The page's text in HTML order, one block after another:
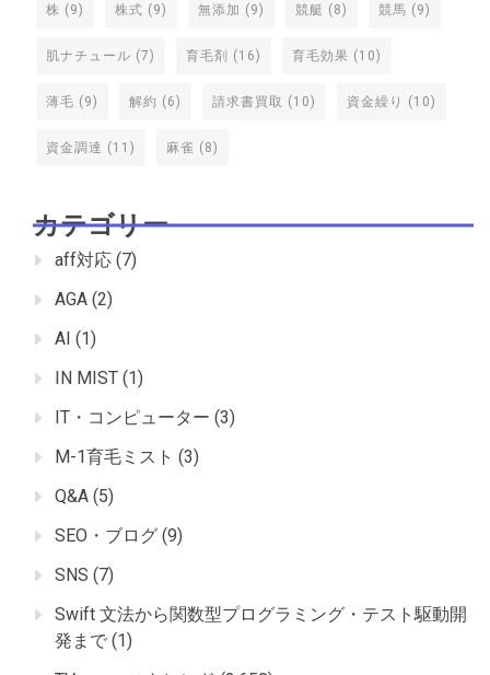
株 (9) 株式 (9) 無添加 (9) 競艇 (8) 競馬 (9)
肌ナチュール (7) 育毛剤 (16) 育毛効果 (10)
薄毛 (9) 解約 (6) 請求書買取 (10) 資金繰り (10)
資金調達 (11) 麻雀 (8)
カテゴリー
aff対応 (7)
AGA (2)
AI (1)
IN MIST (1)
IT・コンピューター (3)
M-1育毛ミスト (3)
Q&A (5)
SEO・ブログ (9)
SNS (7)
Swift 文法から関数型プログラミング・テスト駆動開
発まで (1)